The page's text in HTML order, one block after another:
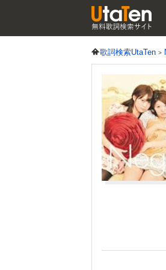
歌詞検索UtaTen